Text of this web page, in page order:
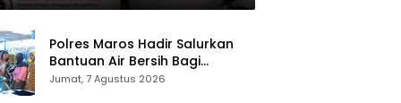
Polres Maros Hadir Salurkan
Bantuan Air Bersih Bagi
Masyarakat Terdampak Krisis
Jumat, 7 Agustus 2026